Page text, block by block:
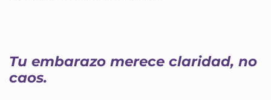
Tu embarazo merece claridad, no
caos.